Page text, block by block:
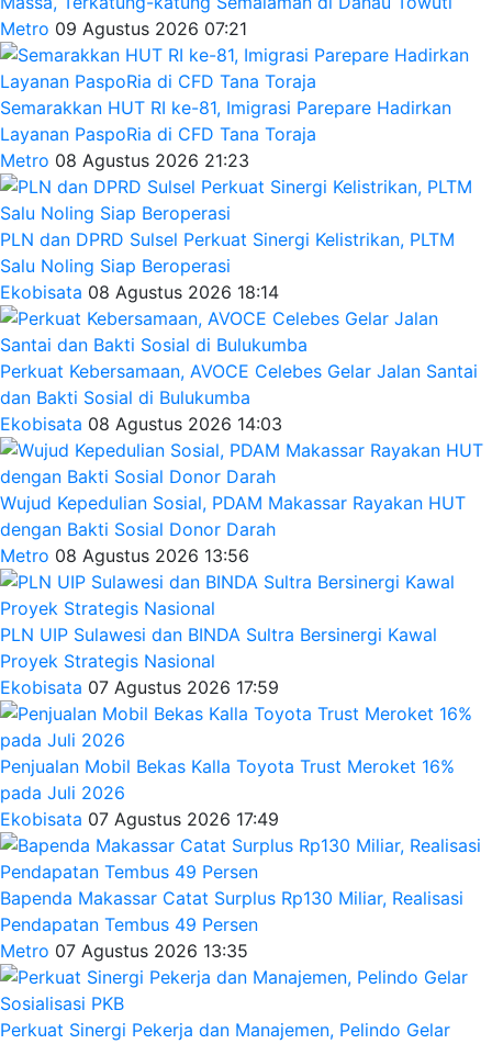
Metro 09 Agustus 2026 07:21
Semarakkan HUT RI ke-81, Imigrasi Parepare Hadirkan
Layanan PaspoRia di CFD Tana Toraja
Metro 08 Agustus 2026 21:23
PLN dan DPRD Sulsel Perkuat Sinergi Kelistrikan, PLTM
Salu Noling Siap Beroperasi
Ekobisata 08 Agustus 2026 18:14
Perkuat Kebersamaan, AVOCE Celebes Gelar Jalan Santai
dan Bakti Sosial di Bulukumba
Ekobisata 08 Agustus 2026 14:03
Wujud Kepedulian Sosial, PDAM Makassar Rayakan HUT
dengan Bakti Sosial Donor Darah
Metro 08 Agustus 2026 13:56
PLN UIP Sulawesi dan BINDA Sultra Bersinergi Kawal
Proyek Strategis Nasional
Ekobisata 07 Agustus 2026 17:59
Penjualan Mobil Bekas Kalla Toyota Trust Meroket 16%
pada Juli 2026
Ekobisata 07 Agustus 2026 17:49
Bapenda Makassar Catat Surplus Rp130 Miliar, Realisasi
Pendapatan Tembus 49 Persen
Metro 07 Agustus 2026 13:35
Perkuat Sinergi Pekerja dan Manajemen, Pelindo Gelar